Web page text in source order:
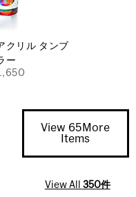
クリル タンブ
ー
View 65More
Items
View All 350件